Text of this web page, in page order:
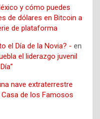
y cómo puedes
de dólares en Bitcoin a
de plataforma
el Día de la Novia? - en
el liderazgo juvenil
nave extraterrestre
Casa de los Famosos